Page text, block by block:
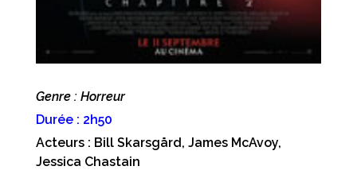
Genre : Horreur
Durée : 2h50
Acteurs : Bill Skarsgård, James McAvoy,
Jessica Chastain